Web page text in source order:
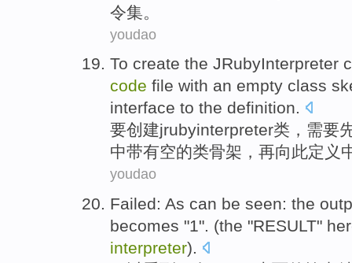
令集 。
youdao
To create the JRubyInterpreter
code file with an empty class
interface to the definition.
要创建jrubyinterpreter类 ，需要
中带有空的类骨架 ，再向此定义
youdao
Failed: As can be seen: the
becomes "1". (the "RESULT"
interpreter).